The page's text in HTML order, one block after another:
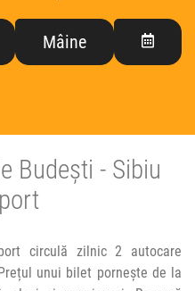
Mâine
Budești - Sibiu
circulă zilnic 2 autocare
unui bilet pornește de la